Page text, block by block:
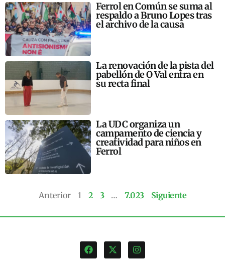
Ferrol en Común se suma al
respaldo a Bruno Lopes tras
el archivo de la causa
La renovación de la pista del
pabellón de O Val entra en
su recta final
La UDC organiza un
campamento de ciencia y
creatividad para niños en
Ferrol
Anterior 1 2 3 … 7.023 Siguiente